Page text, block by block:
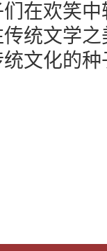
在欢笑
统文学
文化的